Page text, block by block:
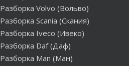
Разборка Volvo (Вольво)
Разборка Scania (Скания)
Разборка Iveco (Ивеко)
Разборка Daf (Даф)
Разборка Man (Ман)